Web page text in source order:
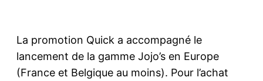
La promotion Quick a accompagné le
lancement de la gamme Jojo’s en Europe
(France et Belgique au moins). Pour l’achat